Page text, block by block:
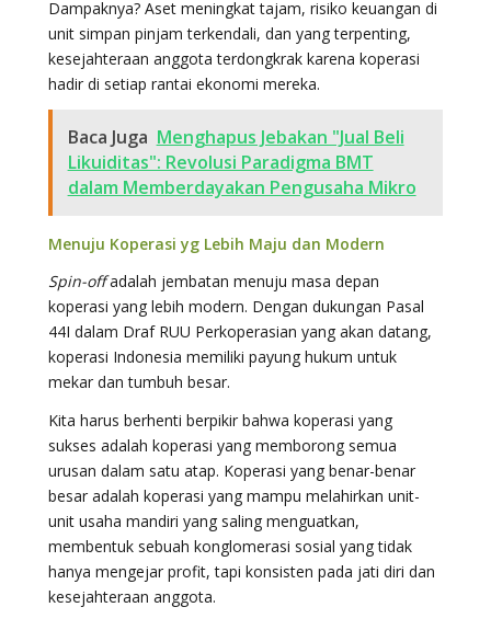
Dampaknya? Aset meningkat tajam, risiko keuangan di
unit simpan pinjam terkendali, dan yang terpenting,
kesejahteraan anggota terdongkrak karena koperasi
hadir di setiap rantai ekonomi mereka.
Baca Juga Menghapus Jebakan "Jual Beli
Likuiditas": Revolusi Paradigma BMT
dalam Memberdayakan Pengusaha Mikro
Menuju Koperasi yg Lebih Maju dan Modern
Spin-offadalah jembatan menuju masa depan
koperasi yang lebih modern. Dengan dukungan Pasal
44I dalam Draf RUU Perkoperasian yang akan datang,
koperasi Indonesia memiliki payung hukum untuk
mekar dan tumbuh besar.
Kita harus berhenti berpikir bahwa koperasi yang
sukses adalah koperasi yang memborong semua
urusan dalam satu atap. Koperasi yang benar-benar
besar adalah koperasi yang mampu melahirkan unit-
unit usaha mandiri yang saling menguatkan,
membentuk sebuah konglomerasi sosial yang tidak
hanya mengejar profit, tapi konsisten pada jati diri dan
kesejahteraan anggota.